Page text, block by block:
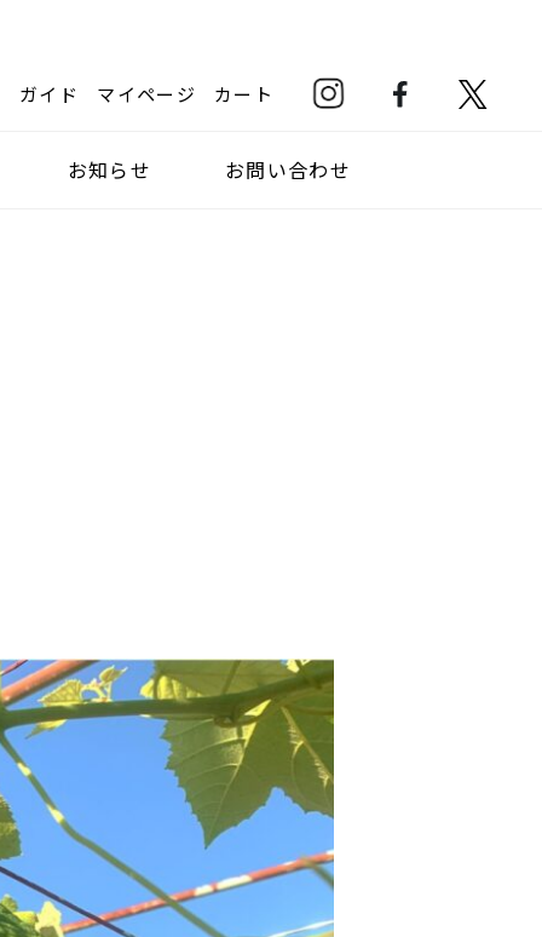
ガイド マイページ カート
お知らせ お問い合わせ